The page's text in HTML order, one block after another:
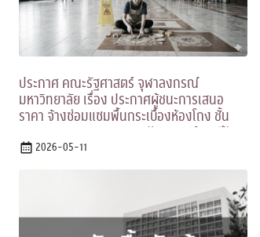
ประกาศ คณะรัฐศาสตร์ จุฬาลงกรณ์
มหาวิทยาลัย เรื่อง ประกาศผู้ชนะการเสนอ
ราคา จ้างซ่อมแซมพื้นกระเบื้องห้องโถง ชั้น
๑๓ อาคารเกษม อุทยานิน (รัฐศาสตร์ ๖๐ ปี)
โดยวิธีเฉพาะเจาะจง
2026-05-11